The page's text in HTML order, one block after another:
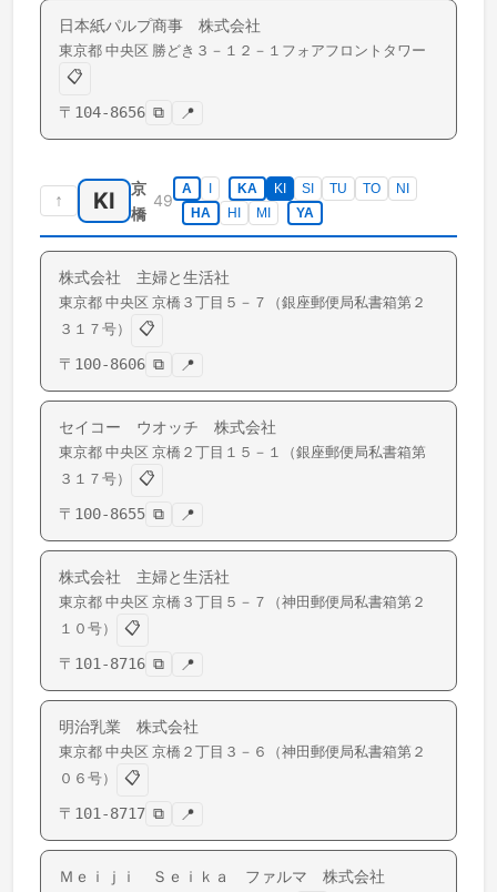
日本紙パルプ商事 株式会社
東京都 中央区 勝どき ３－１２－１フォアフロントタワー
📋
〒 104-8656 ⧉ 📍
↑ KI
京
橋
49
A KA KI SI TU TO
NI
HA
HI MI YA
株式会社 主婦と生活社
東京都 中央区 京橋 ３丁目５－７（銀座郵便局私書箱第２
３１７号）
📋
〒 100-8606 ⧉ 📍
セイコー ウオッチ 株式会社
東京都 中央区 京橋 ２丁目１５－１（銀座郵便局私書箱第
３１７号）
📋
〒 100-8655 ⧉ 📍
株式会社 主婦と生活社
東京都 中央区 京橋 ３丁目５－７（神田郵便局私書箱第２
１０号）
📋
〒 101-8716 ⧉ 📍
明治乳業 株式会社
東京都 中央区 京橋 ２丁目３－６（神田郵便局私書箱第２
０６号）
📋
〒 101-8717 ⧉ 📍
Ｍｅｉｊｉ Ｓｅｉｋａ ファルマ 株式会社